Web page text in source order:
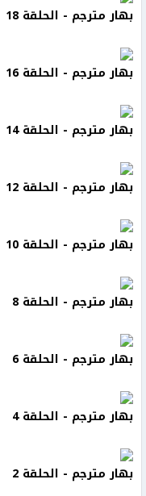
بهار مترجم - الحلقة 18
بهار مترجم - الحلقة 16
بهار مترجم - الحلقة 14
بهار مترجم - الحلقة 12
بهار مترجم - الحلقة 10
بهار مترجم - الحلقة 8
بهار مترجم - الحلقة 6
بهار مترجم - الحلقة 4
بهار مترجم - الحلقة 2